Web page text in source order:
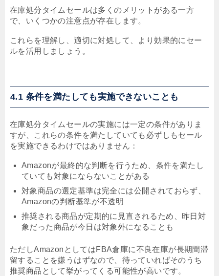
在庫処分タイムセールは多くのメリットがある一方
で、いくつかの注意点が存在します。
これらを理解し、適切に対処して、より効果的にセー
ルを活用しましょう。
4.1 条件を満たしても実施できないことも
在庫処分タイムセールの実施には一定の条件がありま
すが、これらの条件を満たしていても必ずしもセール
を実施できるわけではありません：
Amazonが最終的な判断を行うため、条件を満たし
ていても対象にならないことがある
対象商品の選定基準は完全には公開されておらず、
Amazonの判断基準が不透明
推奨される商品が定期的に見直されるため、昨日対
象だった商品が今日は対象外になることも
ただしAmazonとしてはFBA倉庫に不良在庫が長期間滞
留することを嫌うはずなので、待っていればそのうち
推奨商品として挙がってくる可能性が高いです。